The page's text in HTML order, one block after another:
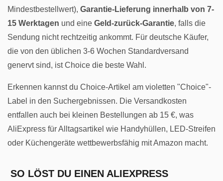
Mindestbestellwert), Garantie-Lieferung innerhalb von 7-
15 Werktagen und eine Geld-zurück-Garantie, falls die
Sendung nicht rechtzeitig ankommt. Für deutsche Käufer,
die von den üblichen 3-6 Wochen Standardversand
genervt sind, ist Choice die beste Wahl.
Erkennen kannst du Choice-Artikel am violetten "Choice"-
Label in den Suchergebnissen. Die Versandkosten
entfallen auch bei kleinen Bestellungen ab 15 €, was
AliExpress für Alltagsartikel wie Handyhüllen, LED-Streifen
oder Küchengeräte wettbewerbsfähig mit Amazon macht.
SO LÖST DU EINEN ALIEXPRESS